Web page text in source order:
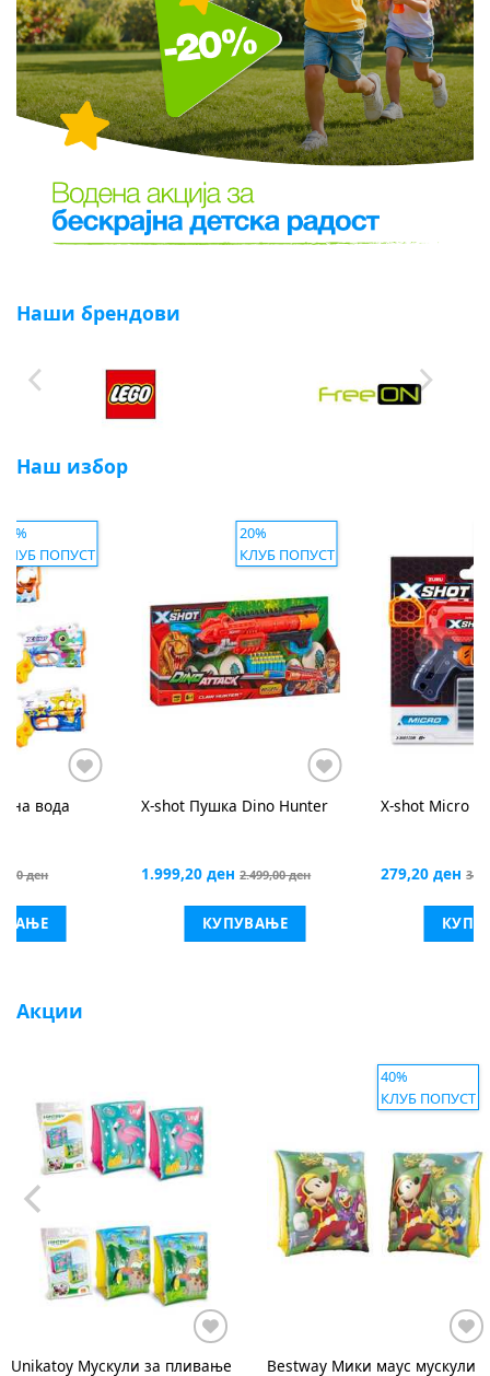
Наши брендови
Наш избор
20%
КЛУБ ПОПУСТ
Hunter
2.499,00 ден
20%
КЛУБ ПОПУСТ
X-shot Micro Пиштол
279,20 ден 349,00 ден
КУПУВАЊЕ
X-shotПиштол
stinger
959,20 ден
Акции
КЛУБ ПОПУСТ
BestwayМики маус мускули SIPILONBV Мускули 25*15